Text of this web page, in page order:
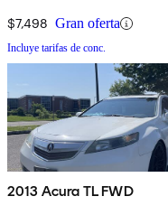
$7,498 Gran oferta
Incluye tarifas de conc.
2013 Acura TL FWD